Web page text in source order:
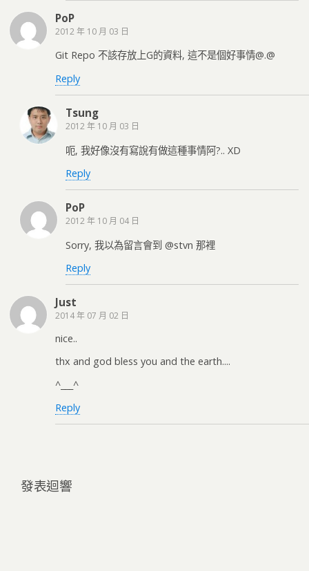
PoP
2012 年 10 月 03 日
Git Repo 不該存放上G的資料, 這不是個好事情@.@
Reply
Tsung
2012 年 10 月 03 日
呃, 我好像沒有寫說有做這種事情阿?.. XD
Reply
PoP
2012 年 10 月 04 日
Sorry, 我以為留言會到 @stvn 那裡
Reply
Just
2014 年 07 月 02 日
nice..
thx and god bless you and the earth....
^___^
Reply
發表迴響